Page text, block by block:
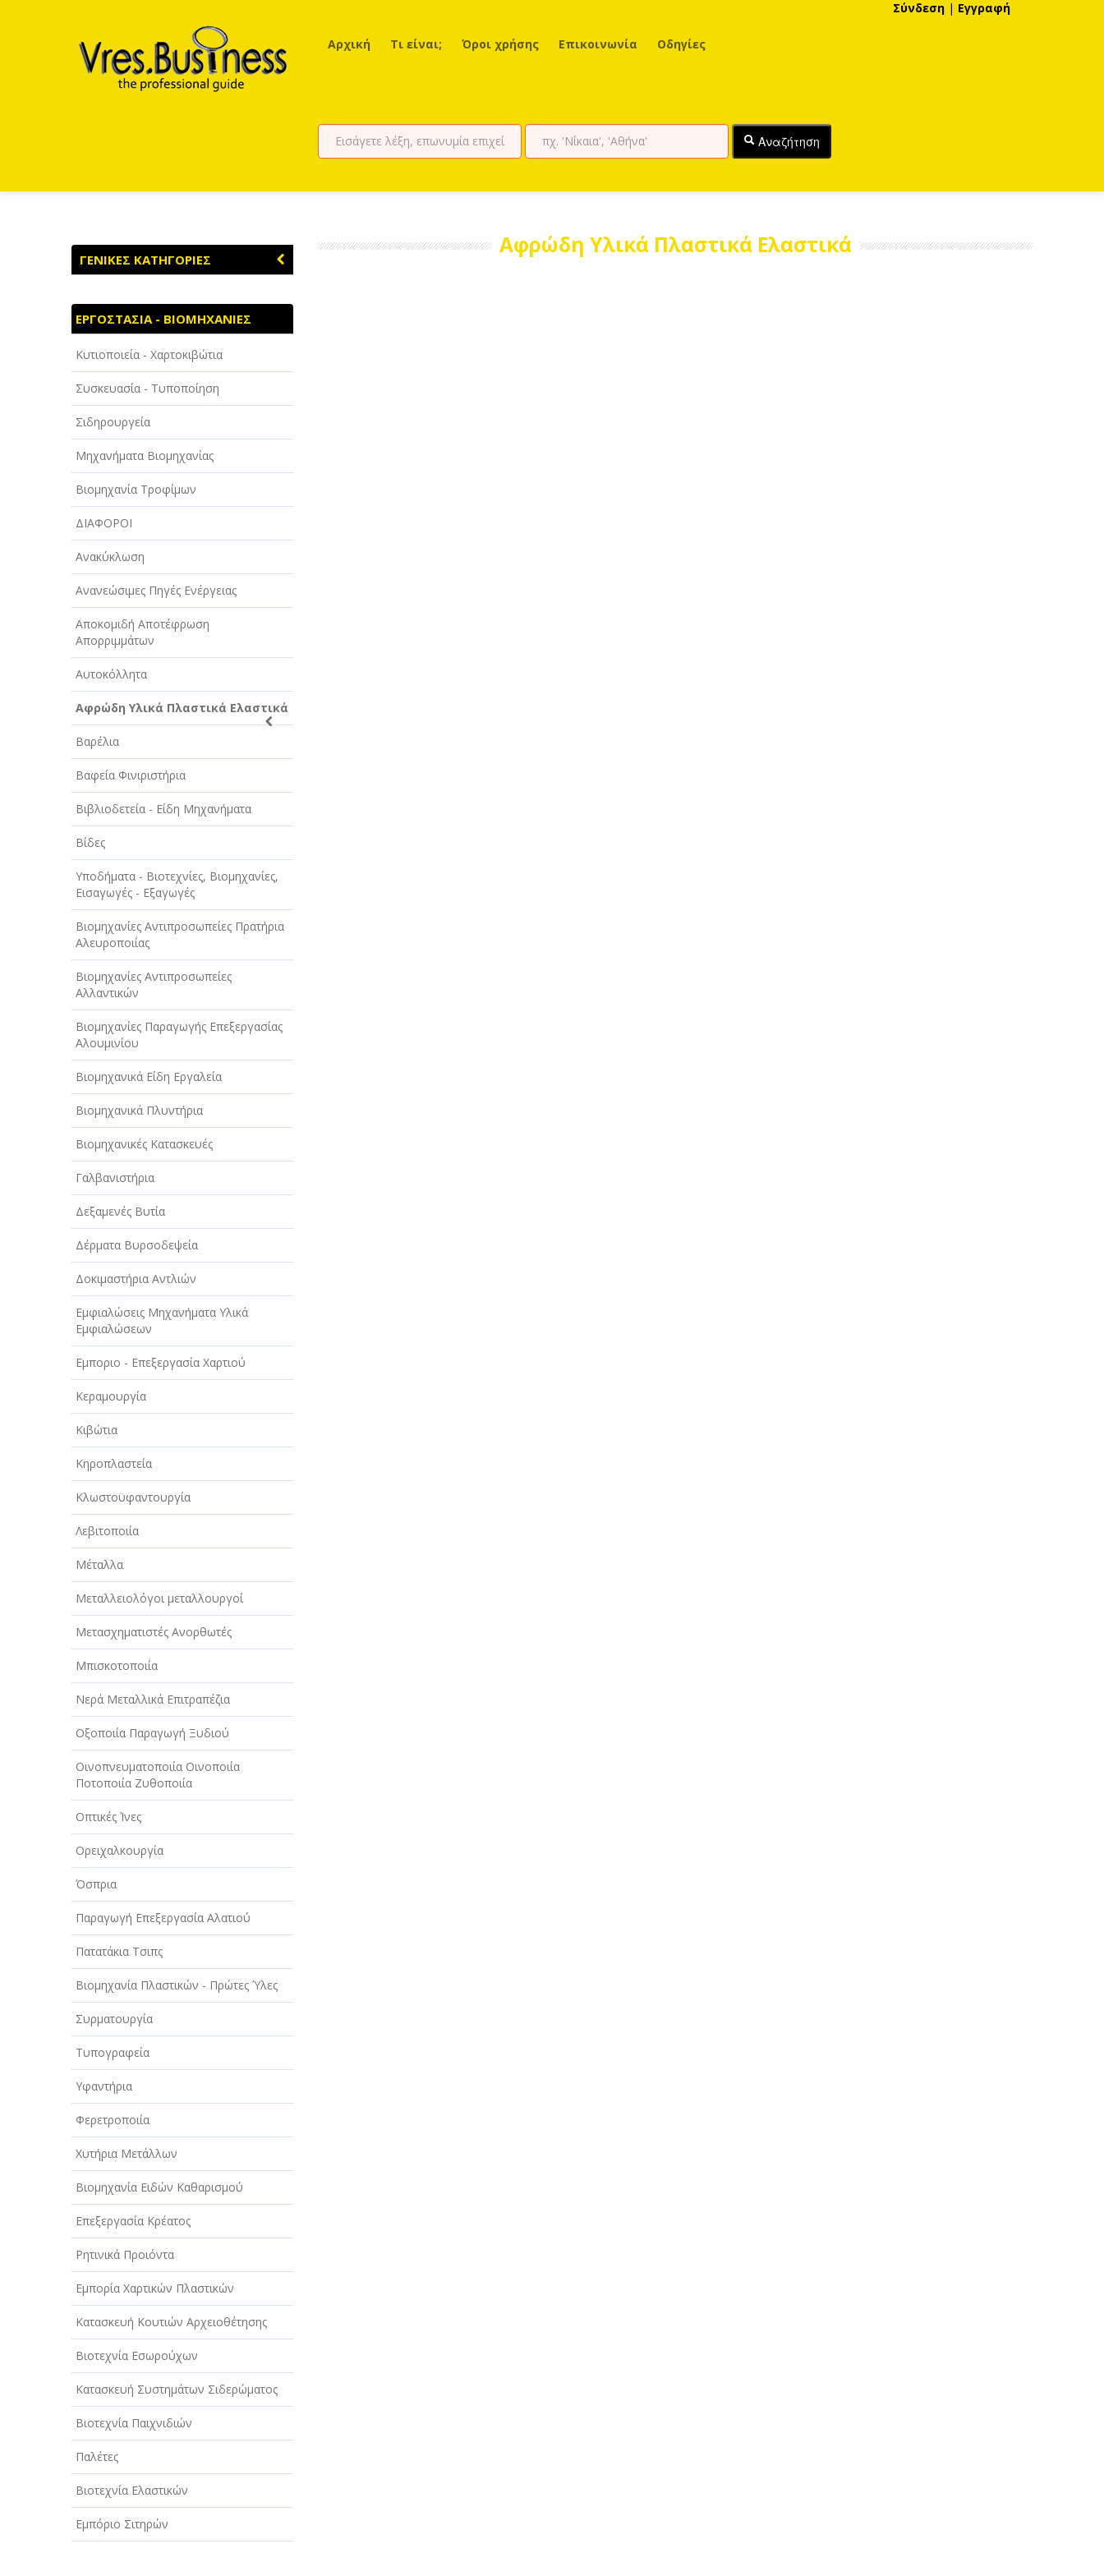
Αρχική Τι είναι; Όροι χρήσης Επικοινωνία Οδηγίες
Σύνδεση | Εγγραφή
Αναζήτηση
ΓΕΝΙΚΕΣ ΚΑΤΗΓΟΡΙΕΣ
ΑΓΡΟΤΙΚΑ - ΚΤΗΝΟΤΡΟΦΙΚΑ
ΑΘΛΗΤΙΣΜΟΣ
ΑΥΤΟΚΙΝΗΤΑ - ΜΗΧΑΝΕΣ - ΣΚΑΦΗ
ΔΙΑΣΚΕΔΑΣΗ - ΨΥΧΑΓΩΓΙΑ - ΤΕΧΝΕΣ
ΔΙΑΦΗΜΙΣΗ - ΜΜΕ
ΕΚΚΛΗΣΙΕΣ - ΦΙΛΑΝΘΡΩΠΙΚΑ
ΣΩΜΑΤΕΙΑ
ΕΚΠΑΙΔΕΥΣΗ - ΣΧΟΛΕΣ
ΕΜΠΟΡΙΟ - ΕΜΠΟΡΙΚΑ ΚΑΤΑΣΤΗΜΑΤΑ
ΕΡΓΟΣΤΑΣΙΑ - ΒΙΟΜΗΧΑΝΙΕΣ
ΞΕΝΟΔΟΧΕΙΑ - ΤΟΥΡΙΣΜΟΣ
ΟΜΟΡΦΙΑ
ΠΑΡΟΧΗ ΥΠΗΡΕΣΙΩΝ
ΤΕΧΝΙΚΑ - ΚΑΤΑΣΚΕΥΑΣΤΙΚΑ
ΤΕΧΝΟΛΟΓΙΑ
ΥΓΕΙΑ - ΙΑΤΡΟΙ
ΦΑΓΗΤΟ
ΕΡΓΟΣΤΑΣΙΑ - ΒΙΟΜΗΧΑΝΙΕΣ
Κυτιοποιεία - Χαρτοκιβώτια
Συσκευασία - Τυποποίηση
Σιδηρουργεία
Μηχανήματα Βιομηχανίας
Βιομηχανία Τροφίμων
ΔΙΑΦΟΡΟΙ
Ανακύκλωση
Ανανεώσιμες Πηγές Ενέργειας
Αποκομιδή Αποτέφρωση
Απορριμμάτων
Αυτοκόλλητα
Αφρώδη Υλικά Πλαστικά Ελαστικά
Βαρέλια
Βαφεία Φινιριστήρια
Βιβλιοδετεία - Είδη Μηχανήματα
Βίδες
Υποδήματα - Βιοτεχνίες, Βιομηχανίες,
Εισαγωγές - Εξαγωγές
Βιομηχανίες Αντιπροσωπείες Πρατήρια
Αλευροποιίας
Βιομηχανίες Αντιπροσωπείες
Αλλαντικών
Βιομηχανίες Παραγωγής Επεξεργασίας
Αλουμινίου
Βιομηχανικά Είδη Εργαλεία
Βιομηχανικά Πλυντήρια
Βιομηχανικές Κατασκευές
Γαλβανιστήρια
Δεξαμενές Βυτία
Δέρματα Βυρσοδεψεία
Δοκιμαστήρια Αντλιών
Εμφιαλώσεις Μηχανήματα Υλικά
Εμφιαλώσεων
Εμποριο - Επεξεργασία Χαρτιού
Κεραμουργία
Κιβώτια
Κηροπλαστεία
Κλωστοϋφαντουργία
Λεβιτοποιία
Μέταλλα
Μεταλλειολόγοι μεταλλουργοί
Μετασχηματιστές Ανορθωτές
Μπισκοτοποιία
Νερά Μεταλλικά Επιτραπέζια
Οξοποιία Παραγωγή Ξυδιού
Οινοπνευματοποιία Οινοποιία
Ποτοποιία Ζυθοποιία
Οπτικές Ίνες
Ορειχαλκουργία
Όσπρια
Παραγωγή Επεξεργασία Αλατιού
Πατατάκια Τσιπς
Βιομηχανία Πλαστικών - Πρώτες Ύλες
Συρματουργία
Τυπογραφεία
Υφαντήρια
Φερετροποιία
Χυτήρια Μετάλλων
Βιομηχανία Ειδών Καθαρισμού
Επεξεργασία Κρέατος
Ρητινικά Προιόντα
Εμπορία Χαρτικών Πλαστικών
Κατασκευή Κουτιών Αρχειοθέτησης
Βιοτεχνία Εσωρούχων
Κατασκευή Συστημάτων Σιδερώματος
Βιοτεχνία Παιχνιδιών
Παλέτες
Βιοτεχνία Ελαστικών
Εμπόριο Σιτηρών
Αφρώδη Υλικά Πλαστικά Ελαστικά